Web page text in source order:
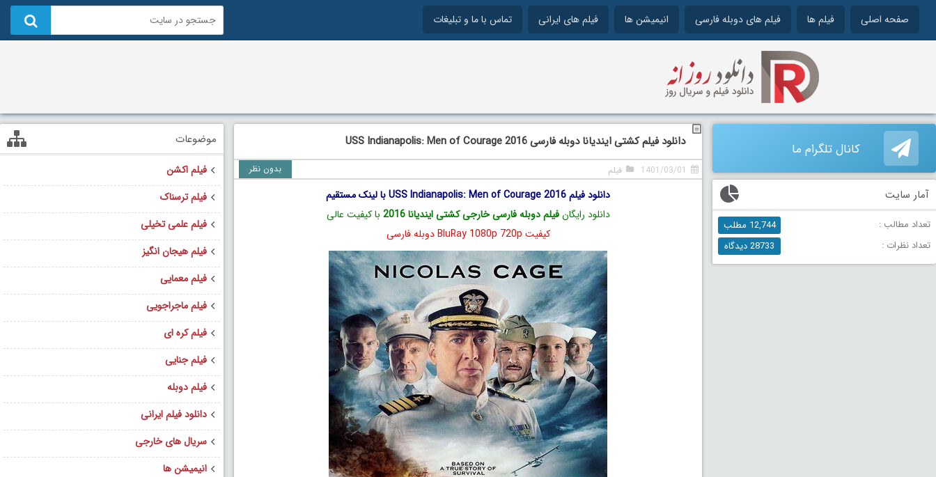
صفحه اصلی فیلم ها فیلم های دوبله فارسی انیمیشن ها فیلم های ایرانی تماس با ما و تبلیغات
دانلود فیلم کشتی ایندیانا دوبله فارسی USS Indianapolis: Men of Courage 2016
1401/03/01 فیلم بدون نظر
دانلود فیلم USS Indianapolis: Men of Courage 2016 با لینک مستقیم
دانلود رایگانفیلم دوبله فارسی خارجی کشتی ایندیانا 2016
با کیفیت عالی
کیفیت BluRay 1080p 720p دوبله فارسی
کانال تلگرام ما
آمار سایت
تعداد مطالب :
12,744 مطلب
تعداد نظرات :
28733 دیدگاه
موضوعات
فیلم اکشن
فیلم ترسناک
فیلم علمی تخیلی
فیلم هیجان انگیز
فیلم معمایی
فیلم ماجراجویی
فیلم کره ای
فیلم جنایی
فیلم دوبله
دانلود فیلم ایرانی
سریال های خارجی
انیمیشن ها